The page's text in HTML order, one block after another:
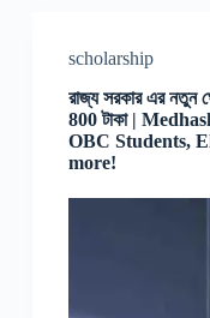
scholarship
রাজ্য সরকার এর নতুন
800 টাকা |
OBC Students,
more!